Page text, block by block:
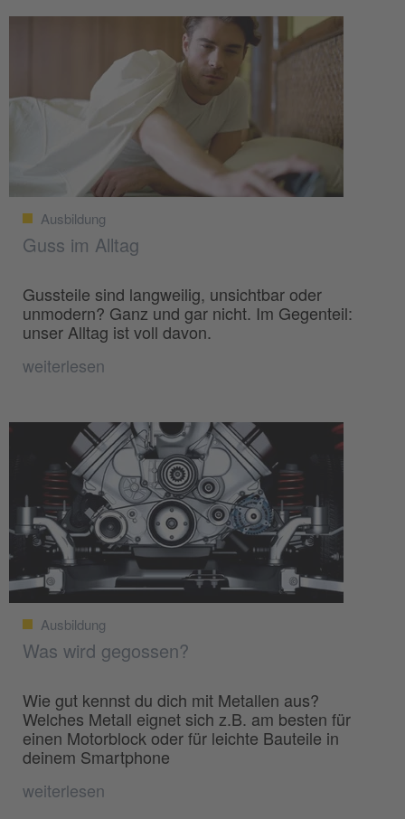
Ausbildung
Guss im Alltag
Gussteile sind langweilig, unsichtbar oder
unmodern? Ganz und gar nicht. Im Gegenteil:
unser Alltag ist voll davon.
weiterlesen
Ausbildung
Was wird gegossen?
Wie gut kennst du dich mit Metallen aus?
Welches Metall eignet sich z.B. am besten für
einen Motorblock oder für leichte Bauteile in
deinem Smartphone
weiterlesen